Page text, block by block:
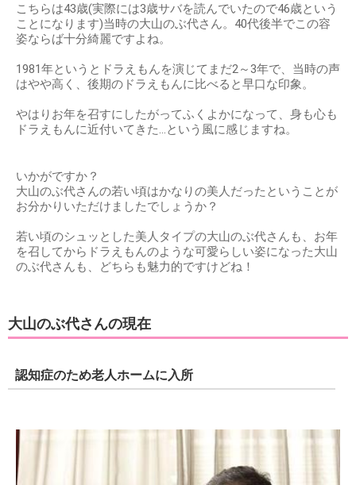
こちらは43歳(実際には3歳サバを読んでいたので46歳という
ことになります)当時の大山のぶ代さん。40代後半でこの容
姿ならば十分綺麗ですよね。
1981年というとドラえもんを演じてまだ2～3年で、当時の声
はやや高く、後期のドラえもんに比べると早口な印象。
やはりお年を召すにしたがってふくよかになって、身も心も
ドラえもんに近付いてきた…という風に感じますね。
いかがですか？
大山のぶ代さんの若い頃はかなりの美人だったということが
お分かりいただけましたでしょうか？
若い頃のシュッとした美人タイプの大山のぶ代さんも、お年
を召してからドラえもんのような可愛らしい姿になった大山
のぶ代さんも、どちらも魅力的ですけどね！
大山のぶ代さんの現在
認知症のため老人ホームに入所